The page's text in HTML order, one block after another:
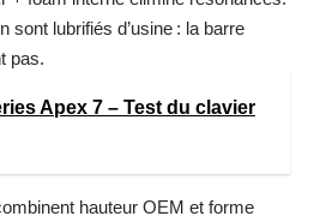
sont lubrifiés d’usine : la barre
pas.
Apex 7 – Test du clavier
hauteur OEM et forme